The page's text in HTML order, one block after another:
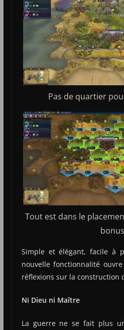
Pas de quartier
Tout est dans le
bonus
Simple et élégant, facile à
nouvelle fonctionnalité
réflexions sur la construction
Ni Dieu ni Maître
La guerre ne se fait plus